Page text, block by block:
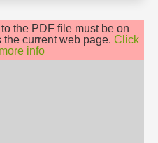
the PDF file must be on
current web page. Click
info